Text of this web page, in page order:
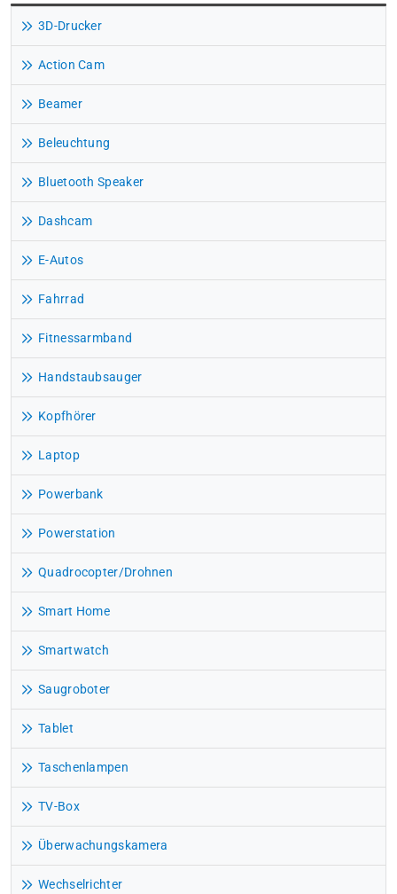
3D-Drucker
Action Cam
Beamer
Beleuchtung
Bluetooth Speaker
Dashcam
E-Autos
Fahrrad
Fitnessarmband
Handstaubsauger
Kopfhörer
Laptop
Powerbank
Powerstation
Quadrocopter/Drohnen
Smart Home
Smartwatch
Saugroboter
Tablet
Taschenlampen
TV-Box
Überwachungskamera
Wechselrichter